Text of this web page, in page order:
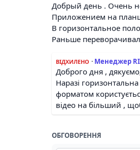
Добрый день . Очень
Приложением на
В горизонтальное
Раньше
ВІДХИЛЕНО · Менеджер
Доброго дня ,
Наразі
форматом
відео на більший ,
ОБГОВОРЕННЯ